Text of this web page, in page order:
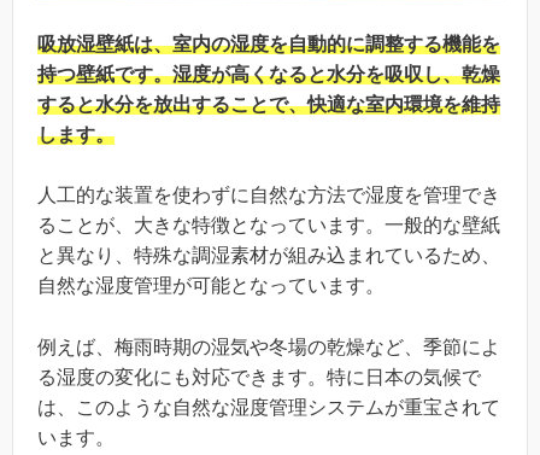
吸放湿壁紙は、室内の湿度を自動的に調整する機能を
持つ壁紙です。湿度が高くなると水分を吸収し、乾燥
すると水分を放出することで、快適な室内環境を維持
します。
人工的な装置を使わずに自然な方法で湿度を管理でき
ることが、大きな特徴となっています。一般的な壁紙
と異なり、特殊な調湿素材が組み込まれているため、
自然な湿度管理が可能となっています。
例えば、梅雨時期の湿気や冬場の乾燥など、季節によ
る湿度の変化にも対応できます。特に日本の気候で
は、このような自然な湿度管理システムが重宝されて
います。